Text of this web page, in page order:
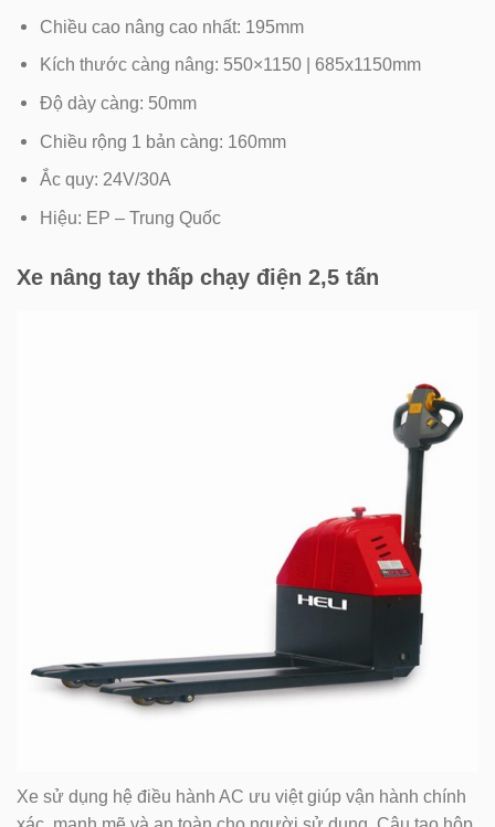
Chiều cao nâng cao nhất: 195mm
Kích thước càng nâng: 550×1150 | 685x1150mm
Độ dày càng: 50mm
Chiều rộng 1 bản càng: 160mm
Ắc quy: 24V/30A
Hiệu: EP – Trung Quốc
Xe nâng tay thấp chạy điện 2,5 tấn
Xe sử dụng hệ điều hành AC ưu việt giúp vận hành chính